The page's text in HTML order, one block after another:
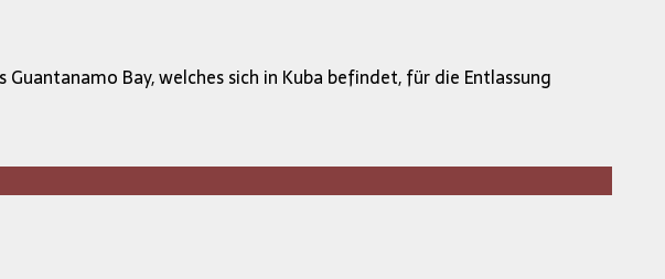
Bay, welches sich in Kuba befindet, für die Entlassung